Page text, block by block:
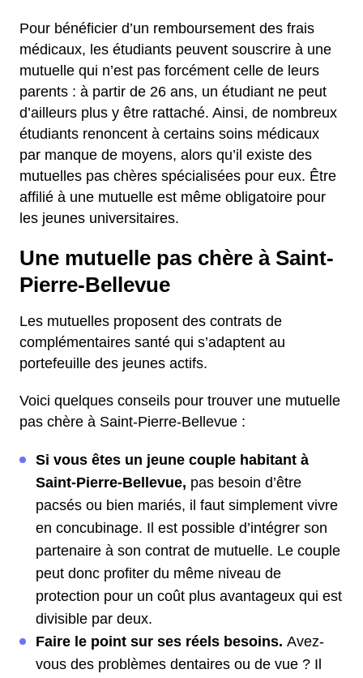
Pour bénéficier d’un remboursement des frais
médicaux, les étudiants peuvent souscrire à une
mutuelle qui n’est pas forcément celle de leurs
parents : à partir de 26 ans, un étudiant ne peut
d’ailleurs plus y être rattaché. Ainsi, de nombreux
étudiants renoncent à certains soins médicaux
par manque de moyens, alors qu’il existe des
mutuelles pas chères spécialisées pour eux. Être
affilié à une mutuelle est même obligatoire pour
les jeunes universitaires.
Une mutuelle pas chère à Saint-
Pierre-Bellevue
Les mutuelles proposent des contrats de
complémentaires santé qui s’adaptent au
portefeuille des jeunes actifs.
Voici quelques conseils pour trouver une mutuelle
pas chère à Saint-Pierre-Bellevue :
Si vous êtes un jeune couple habitant à
Saint-Pierre-Bellevue, pas besoin d’être
pacsés ou bien mariés, il faut simplement vivre
en concubinage. Il est possible d’intégrer son
partenaire à son contrat de mutuelle. Le couple
peut donc profiter du même niveau de
protection pour un coût plus avantageux qui est
divisible par deux.
Faire le point sur ses réels besoins. Avez-
vous des problèmes dentaires ou de vue ? Il